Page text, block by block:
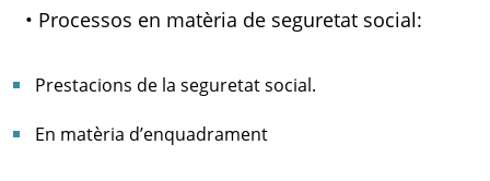
• Processos en matèria de seguretat social:
Prestacions de la seguretat social.
En matèria d’enquadrament